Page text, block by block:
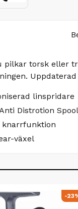
pilkar torsk eller
Uppdaterad
linspridare
Distrotion
knarrfunktion
växel
-